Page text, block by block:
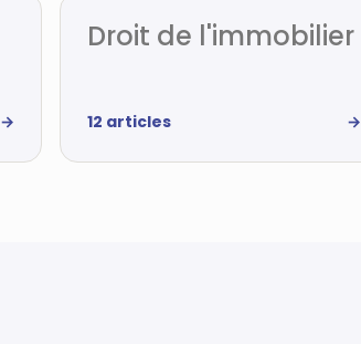
→
Droit de l'immobilier
12 articles →